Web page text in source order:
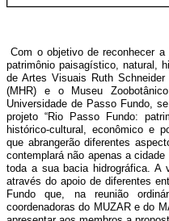
Com o objetivo de reconhecer
patrimônio paisagístico, natural,
de Artes Visuais Ruth
(MHR) e o Museu
Universidade de Passo Fundo,
projeto “Rio Passo Fundo:
histórico-cultural, econômico e
que abrangerão diferentes
contemplará não apenas a
toda a sua bacia hidrográfica. A
através do apoio de diferentes
Fundo que, na reunião
coordenadoras do MUZAR e do